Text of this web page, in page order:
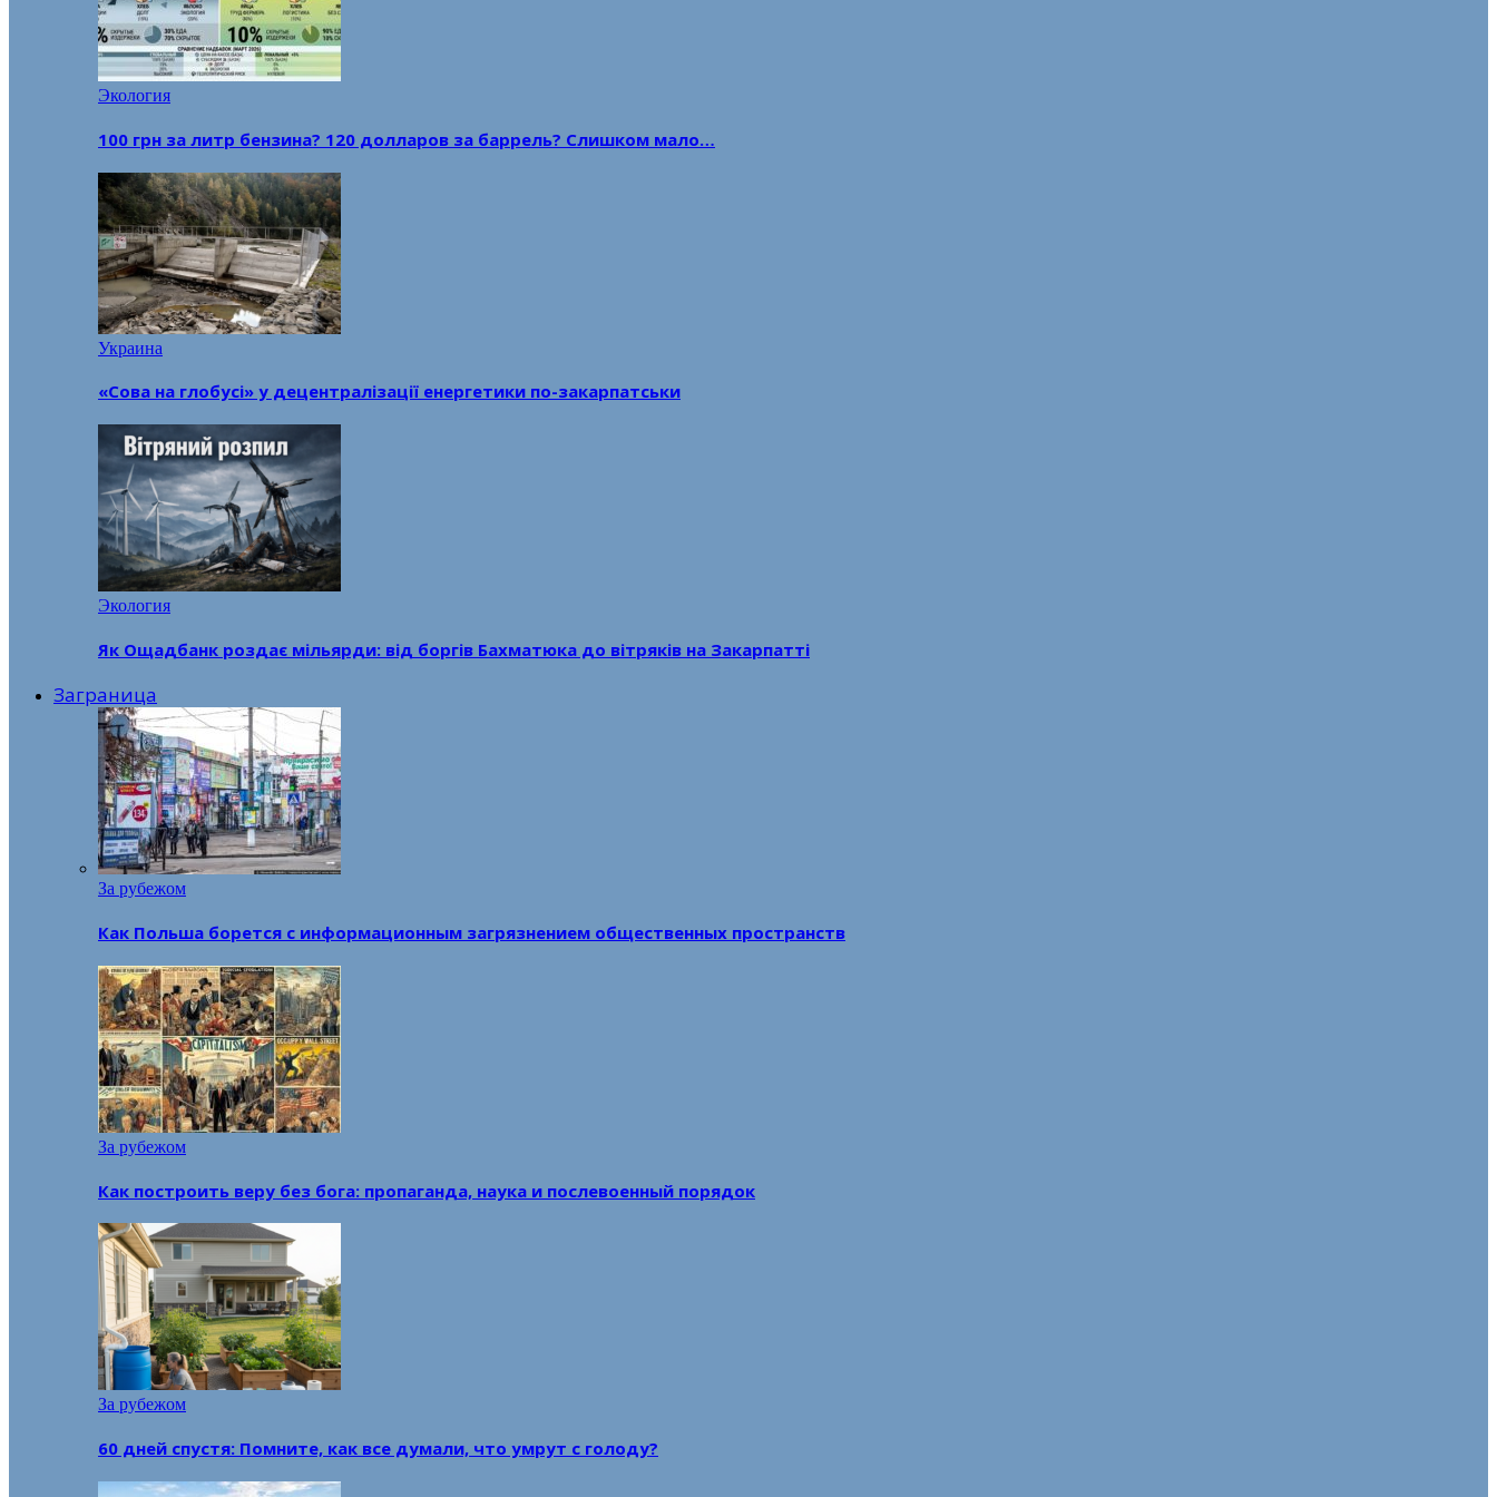
Экология
100 грн за литр бензина? 120 долларов за баррель? Слишком мало…
Украина
«Сова на глобусі» у децентралізації енергетики по-закарпатськи
Экология
Як Ощадбанк роздає мільярди: від боргів Бахматюка до вітряків на Закарпатті
Заграница
За рубежом
Как Польша борется с информационным загрязнением общественных пространств
За рубежом
Как построить веру без бога: пропаганда, наука и послевоенный порядок
За рубежом
60 дней спустя: Помните, как все думали, что умрут с голоду?